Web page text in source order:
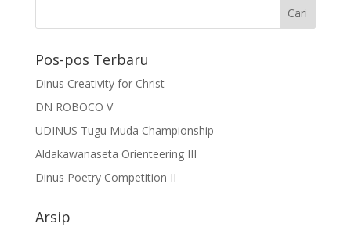
Pos-pos Terbaru
Dinus Creativity for Christ
DN ROBOCO V
UDINUS Tugu Muda Championship
Aldakawanaseta Orienteering III
Dinus Poetry Competition II
Arsip